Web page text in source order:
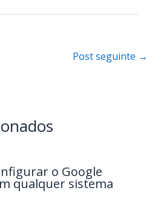
Post seguinte →
o Google
qualquer sistema